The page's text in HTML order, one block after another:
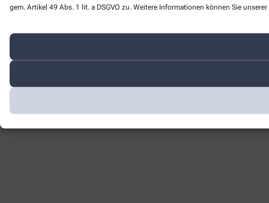
gem. Artikel 49 Abs. 1 lit. a DSGVO zu. Weitere Informationen können Sie unserer